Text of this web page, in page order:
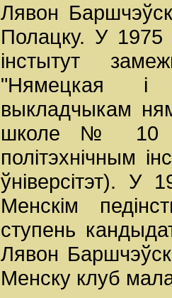
Лявон
Полацку. У 1975
інстытут
"Нямецкая і
выкладчыкам
школе № 10
політэхнічным
ўніверсітэт). У
Менскім
ступень
Лявон
Менску клуб